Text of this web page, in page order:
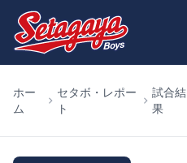
ホー
ム
セタボ・レポー
ト
試合結
果